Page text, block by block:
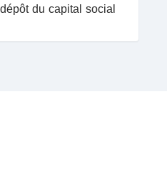
du capital social